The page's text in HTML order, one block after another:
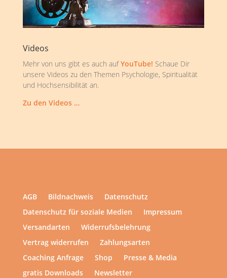
Videos
Mehr von uns gibt es auch aufYouTube! Schaue Dir
unsere Videos zu den Themen Psychologie, Spiritualität
und Hochsensibilität an.
Zu den Videos …
AGB Bildnachweis
Datenschutz
Datenschutz für soziale Medien
Impressum
Versandarten
Widerrufsbelehrung
Vertrag widerrufen
Zahlungsarten
Coaching Anfrage
Shop
Presse & Media
gratis Downloads
Newsletter